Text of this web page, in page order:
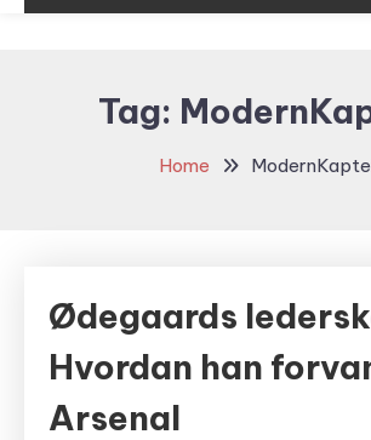
Tag:
Home
Ødegaards
Hvordan han
Arsenal